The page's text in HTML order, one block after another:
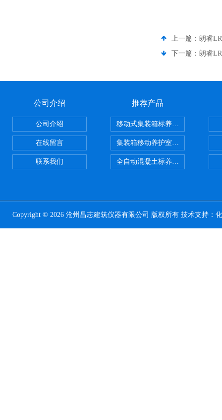
上一篇： 朗睿
下一篇： 朗睿
公司介绍
公司介绍
在线留言
联系我们
推荐产品
移动式集装箱标养室 养护室设备
集装箱移动养护室 标养室
全自动混凝土标养室恒温恒湿设备
Copyright © 2026 沧州昌志建筑仪器有限公司 版权所有 技术支持：